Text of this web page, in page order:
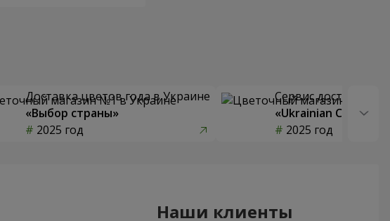
Доставка цветов года в Украине
«Выбор страны»
2025 год
Сервис доставки
«Ukrainian Choice»
2025 год
Наши клиенты